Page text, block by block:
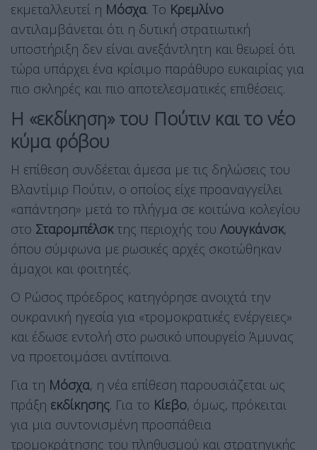
εκμεταλλευτεί η Μόσχα. Το Κρεμλίνο
αντιλαμβάνεται ότι η δυτική στρατιωτική
υποστήριξη δεν είναι ανεξάντλητη και θεωρεί ότι
τώρα υπάρχει ένα κρίσιμο παράθυρο ευκαιρίας για
πιο σκληρές και πιο αποτελεσματικές επιθέσεις.
Η «εκδίκηση» του Πούτιν και το νέο
κύμα φόβου
Η επίθεση συνδέεται άμεσα με τις δηλώσεις του
Βλαντίμιρ Πούτιν, ο οποίος είχε προαναγγείλει
«απάντηση» μετά το πλήγμα σε κοιτώνα κολεγίου
στο Σταρομπέλσκτης περιοχής του Λουγκάνσκ,
όπου σύμφωνα με ρωσικές αρχές σκοτώθηκαν
άμαχοι και φοιτητές.
Ο Ρώσος πρόεδρος κατηγόρησε ανοιχτά την
ουκρανική ηγεσία για «τρομοκρατικές ενέργειες»
και έδωσε εντολή στο ρωσικό υπουργείο Άμυνας
να προετοιμάσει αντίποινα.
Για τη Μόσχα, η νέα επίθεση παρουσιάζεται ως
πράξη εκδίκησης. Για το Κίεβο, όμως, πρόκειται
για μια συντονισμένη προσπάθεια
τρομοκράτησης του πληθυσμού και στρατηγικής